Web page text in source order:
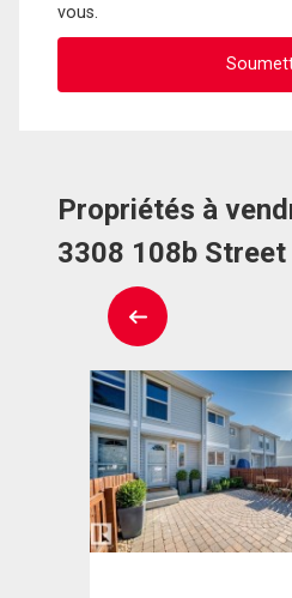
vous.
Propriétés à
3308 108b Street